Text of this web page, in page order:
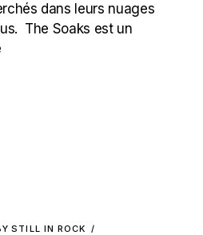
dans leurs nuages
The Soaks est un
STILL IN ROCK